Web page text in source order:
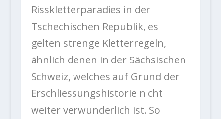
Risskletterparadies in der
Tschechischen Republik, es
gelten strenge Kletterregeln,
ähnlich denen in der Sächsischen
Schweiz, welches auf Grund der
Erschliessungshistorie nicht
weiter verwunderlich ist. So